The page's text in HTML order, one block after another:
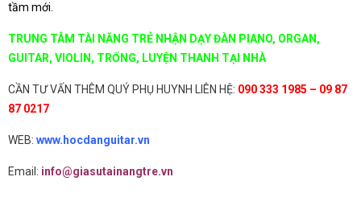
tầm mới.
TRUNG TÂM TÀI NĂNG TRẺ NHẬN DẠY ĐÀN PIANO, ORGAN,
GUITAR, VIOLIN, TRỐNG, LUYỆN THANH TẠI NHÀ
CẦN TƯ VẤN THÊM QUÝ PHỤ HUYNH LIÊN HỆ: 090 333 1985 – 09 87
87 0217
WEB: www.hocdanguitar.vn
Email: info@giasutainangtre.vn